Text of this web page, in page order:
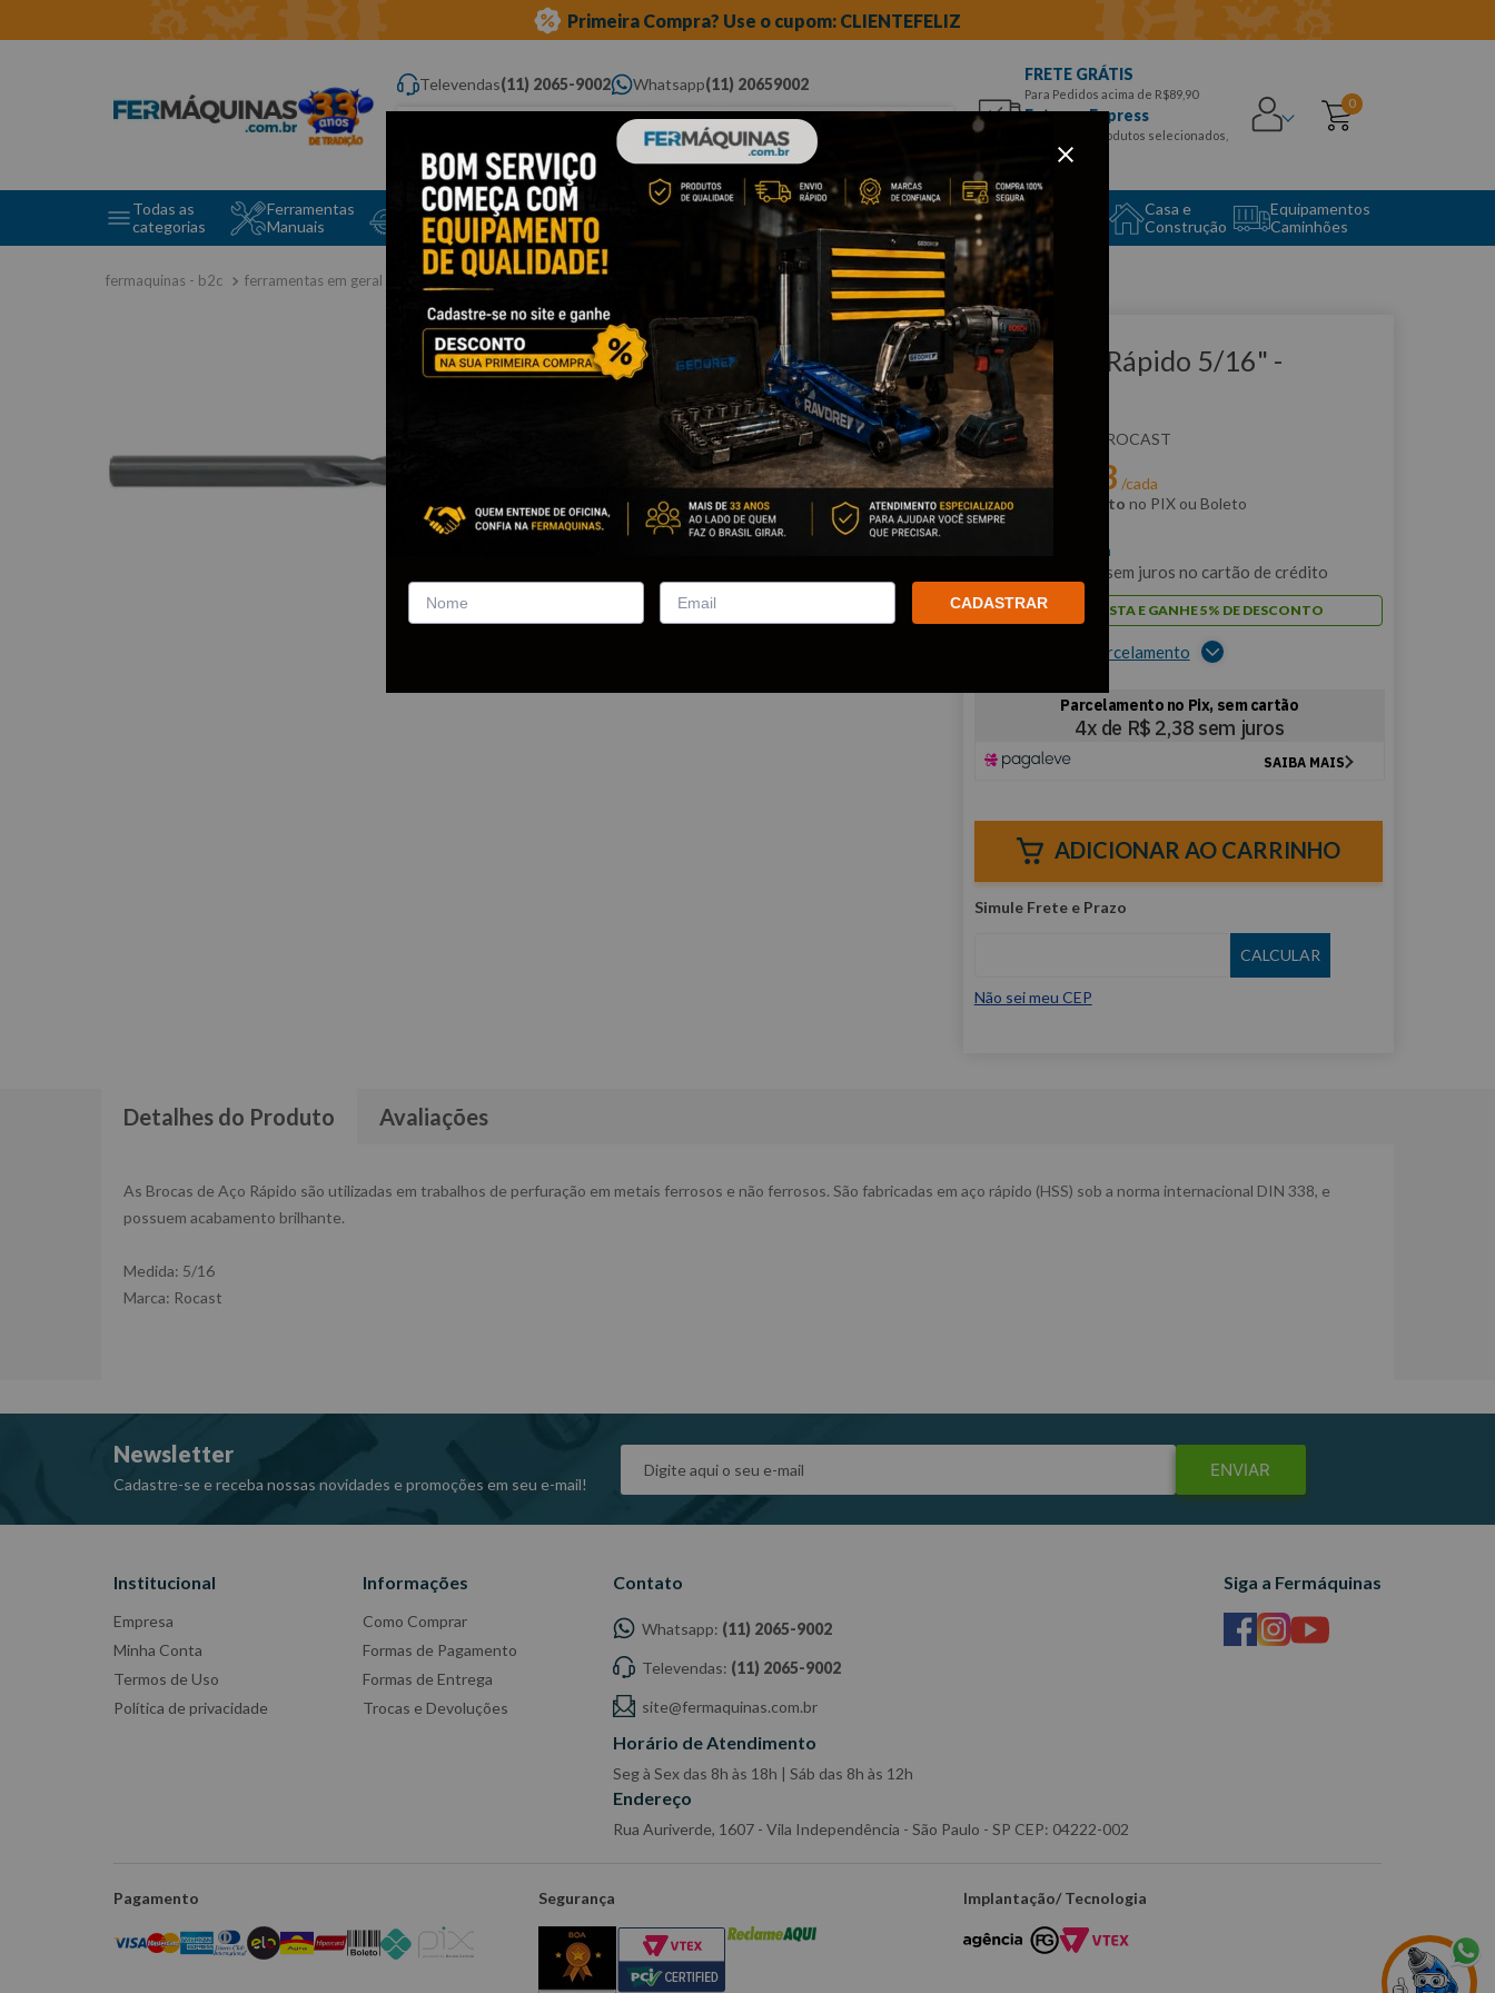
Primeira Compra? Use o cupom: CLIENTEFELIZ
Televendas(11) 2065-9002 Whatsapp(11) 20659002
Digite aqui o que você procura...
FRETE GRÁTIS
Para Pedidos acima de R$89,90
Entrega Express
para CEPS e produtos selecionados,
Aproveite!
0
Todas as
categorias
Ferramentas
Manuais
Ferramentas Elétricas
e Máquinas
Ferramentas
Ferramentas
Automotivas Especiais
Equipamento
Auto Center
Casa e
Construção
Equipamentos
Caminhões
ferramentas em geral brocas broca para metal
Clique e veja!
Broca Aço Rápido 5/16" -
ROCAST
:50032 ROCAST
Por:R$ 03 /cada
com5% de desconto no PIX ou Boleto
/cada
sem juros no cartão de crédito
PAGUE À VISTA E GANHE 5% DE DESCONTO
Ver opções de parcelamento
ADICIONAR AO CARRINHO
Não sei meu CEP
Detalhes do Produto Avaliações
As Brocas de Aço Rápido são utilizadas em trabalhos de perfuração em metais ferrosos e não ferrosos. São fabricadas em aço rápido (HSS) sob a norma internacional DIN 338, e
possuem acabamento brilhante.
Medida: 5/16
Marca: Rocast
Newsletter
Cadastre-se e receba nossas novidades e promoções em seu e-mail!
ENVIAR
Institucional
Empresa
Minha Conta
Termos de Uso
Política de privacidade
Informações
Como Comprar
Formas de Pagamento
Formas de Entrega
Trocas e Devoluções
Contato
Whatsapp: (11) 2065-9002
Televendas: (11) 2065-9002
site@fermaquinas.com.br
Horário de Atendimento
Seg à Sex das 8h às 18h | Sáb das 8h às 12h
Endereço
Rua Auriverde, 1607 - Vila Independência - São Paulo - SP CEP: 04222-002
Siga a Fermáquinas
Pagamento Segurança Implantação/ Tecnologia
CADASTRAR